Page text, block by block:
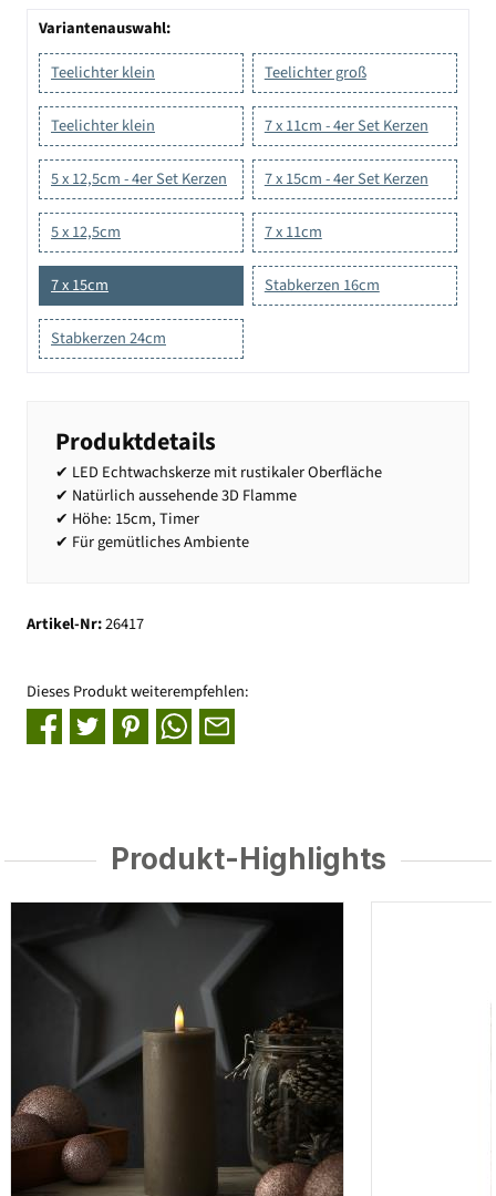
Variantenauswahl:
Teelichter klein
Teelichter groß
Teelichter klein 7 x 11cm - 4er Set Kerzen
5 x 12,5cm - 4er Set Kerzen 7 x 15cm - 4er Set Kerzen
5 x 12,5cm 7 x 11cm
7 x 15cm Stabkerzen 16cm
Stabkerzen 24cm
Produktdetails
✔ LED Echtwachskerze mit rustikaler Oberfläche
✔ Natürlich aussehende 3D Flamme
✔ Höhe: 15cm, Timer
✔ Für gemütliches Ambiente
Artikel-Nr:26417
Dieses Produkt weiterempfehlen:
Produkt-Highlights